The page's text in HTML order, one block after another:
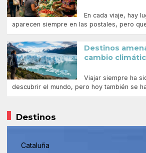
En cada viaje, hay
aparecen siempre en las postales, pero
Destinos
cambio
Viajar siempre ha
descubrir el mundo, pero hoy también se
Destinos
Cataluña